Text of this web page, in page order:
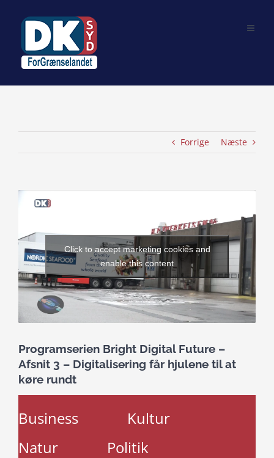
Forrige Næste
View
Image
Click to accept marketing cookies and
enable this content
Programserien Bright Digital Future –
Afsnit 3 – Digitalisering får hjulene til at
køre rundt
Business
Kultur
Natur
Politik